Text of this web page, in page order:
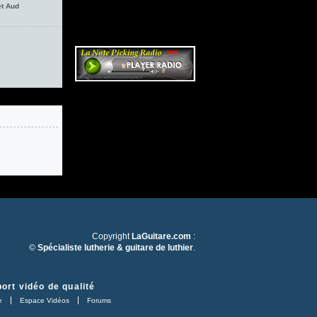
Aud
Copyright LaGuitare.com :
© Spécialiste lutherie & guitare de luthier.
vidéo de qualité
Espace Vidéos Forums